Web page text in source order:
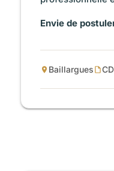
Envie de
Baillargues